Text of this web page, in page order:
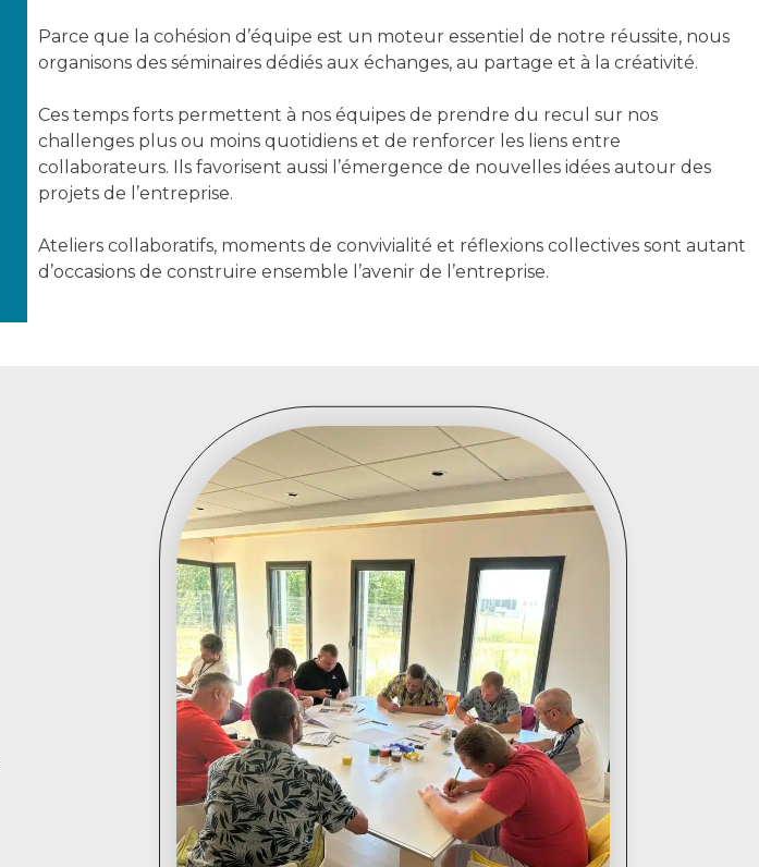
Parce que la cohésion d’équipe est un moteur essentiel de notre réussite, nous
organisons des séminaires dédiés aux échanges, au partage et à la créativité.
Ces temps forts permettent à nos équipes de prendre du recul sur nos
challenges plus ou moins quotidiens et de renforcer les liens entre
collaborateurs. Ils favorisent aussi l’émergence de nouvelles idées autour des
projets de l’entreprise.
Ateliers collaboratifs, moments de convivialité et réflexions collectives sont autant
d’occasions de construire ensemble l’avenir de l’entreprise.